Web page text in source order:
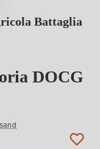
Battaglia
DOCG